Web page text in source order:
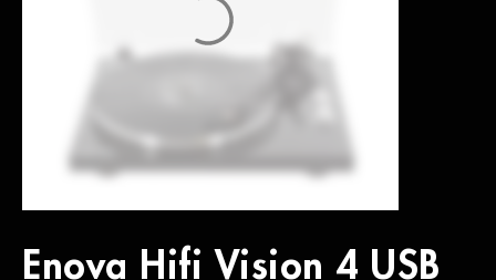
Enova Hifi Vision 4 USB